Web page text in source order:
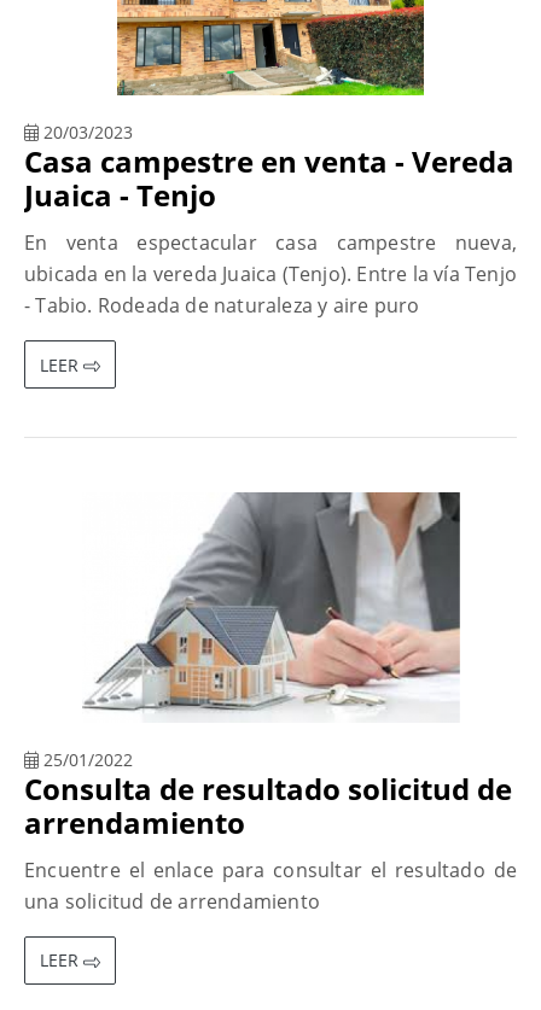
20/03/2023
Casa campestre en venta - Vereda
Juaica - Tenjo
En venta espectacular casa campestre nueva,
ubicada en la vereda Juaica (Tenjo). Entre la vía Tenjo
- Tabio. Rodeada de naturaleza y aire puro
LEER
25/01/2022
Consulta de resultado solicitud de
arrendamiento
Encuentre el enlace para consultar el resultado de
una solicitud de arrendamiento
LEER